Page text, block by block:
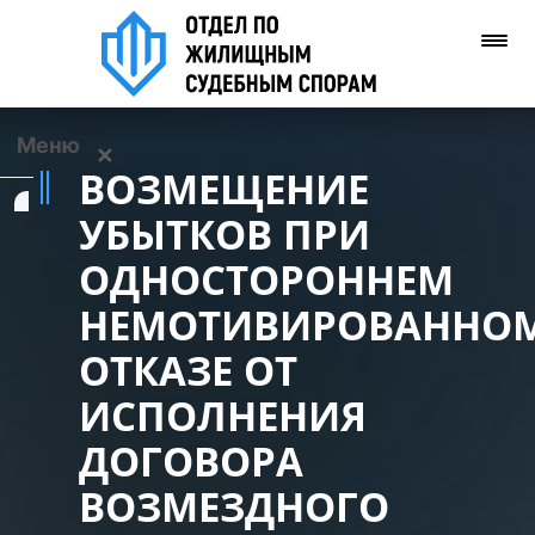
Меню ✕
Задать вопрос
Позвонить нам
ВОЗМЕЩЕНИЕ
УБЫТКОВ ПРИ
ОДНОСТОРОННЕМ
ОТКАЗЕ ОТ
ИСПОЛНЕНИЯ
ДОГОВОРА
ВОЗМЕЗДНОГО